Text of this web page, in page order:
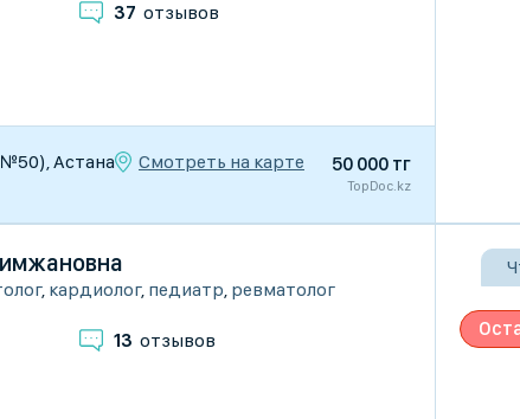
37 отзывов
Астана
Смотреть на карте
50 000 тг
TopDoc.kz
, кардиолог, педиатр, ревматолог
13 отзывов